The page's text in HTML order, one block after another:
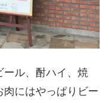
ール、酎ハイ、焼
にはやっぱりビー